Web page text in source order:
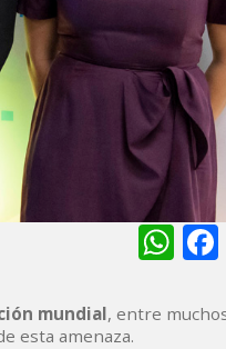
mundial, entre
esta amenaza.